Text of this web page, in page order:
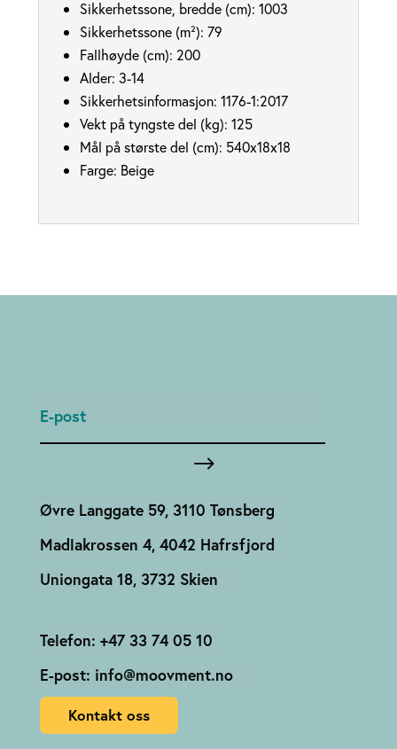
Sikkerhetssone, bredde (cm): 1003
Sikkerhetssone (m²): 79
Fallhøyde (cm): 200
Alder: 3-14
Sikkerhetsinformasjon: 1176-1:2017
Vekt på tyngste del (kg): 125
Mål på største del (cm): 540x18x18
Farge: Beige
Øvre Langgate 59, 3110 Tønsberg
Madlakrossen 4, 4042 Hafrsfjord
Uniongata 18, 3732 Skien
Telefon: +47 33 74 05 10
E-post: info@moovment.no
Kontakt oss